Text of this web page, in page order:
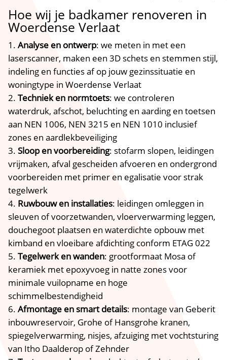
Hoe wij je badkamer renoveren in
Woerdense Verlaat
Analyse en ontwerp: we meten in met een
laserscanner, maken een 3D schets en stemmen stijl,
indeling en functies af op jouw gezinssituatie en
woningtype in Woerdense Verlaat
Techniek en normtoets: we controleren
waterdruk, afschot, beluchting en aarding en toetsen
aan NEN 1006, NEN 3215 en NEN 1010 inclusief
zones en aardlekbeveiliging
Sloop en voorbereiding: stofarm slopen, leidingen
vrijmaken, afval gescheiden afvoeren en ondergrond
voorbereiden met primer en egalisatie voor strak
tegelwerk
Ruwbouw en installaties: leidingen omleggen in
sleuven of voorzetwanden, vloerverwarming leggen,
douchegoot plaatsen en waterdichte opbouw met
kimband en vloeibare afdichting conform ETAG 022
Tegelwerk en wanden: grootformaat Mosa of
keramiek met epoxyvoeg in natte zones voor
minimale vuilopname en hoge
schimmelbestendigheid
Afmontage en smart details: montage van Geberit
inbouwreservoir, Grohe of Hansgrohe kranen,
spiegelverwarming, nisjes, afzuiging met vochtsturing
van Itho Daalderop of Zehnder